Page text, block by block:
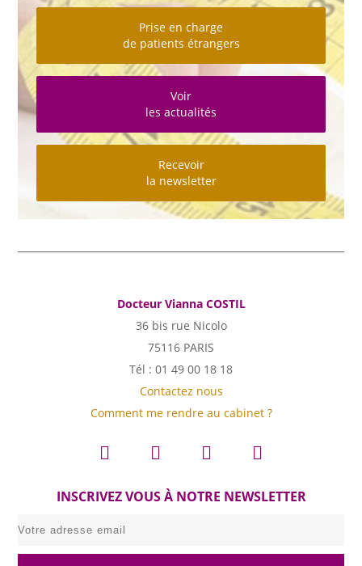
Prise en charge
de patients étrangers
Voir
les actualités
Recevoir
la newsletter
Docteur Vianna COSTIL
36 bis rue Nicolo
75116 PARIS
Tél : 01 49 00 18 18
Contactez nous
Comment me rendre au cabinet ?
INSCRIVEZ VOUS À NOTRE NEWSLETTER